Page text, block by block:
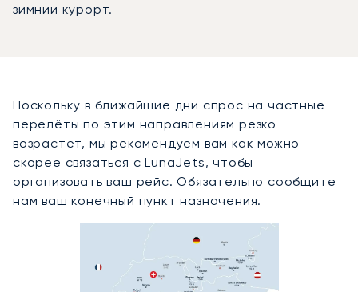
зимний курорт.
Поскольку в ближайшие дни спрос на частные
перелёты по этим направлениям резко
возрастёт, мы рекомендуем вам как можно
скорее связаться с LunaJets, чтобы
организовать ваш рейс. Обязательно сообщите
нам ваш конечный пункт назначения.